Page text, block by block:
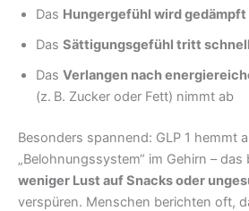
Das Hungergefühl wird gedämpft
Das Sättigungsgefühl tritt
Das Verlangen nach
(z. B. Zucker oder Fett) nimmt ab
Besonders spannend: GLP 1 hemmt
„Belohnungssystem“ im Gehirn –
weniger Lust auf Snacks oder
verspüren. Menschen berichten oft,